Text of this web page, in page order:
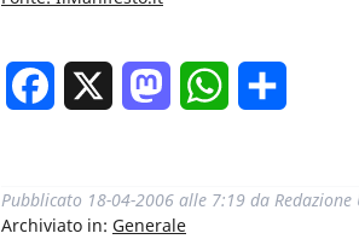
Facebook MastodonWhatsApp
Pubblicato 18-04-2006 alle 7:19 da Redazione
Archiviato in: Generale